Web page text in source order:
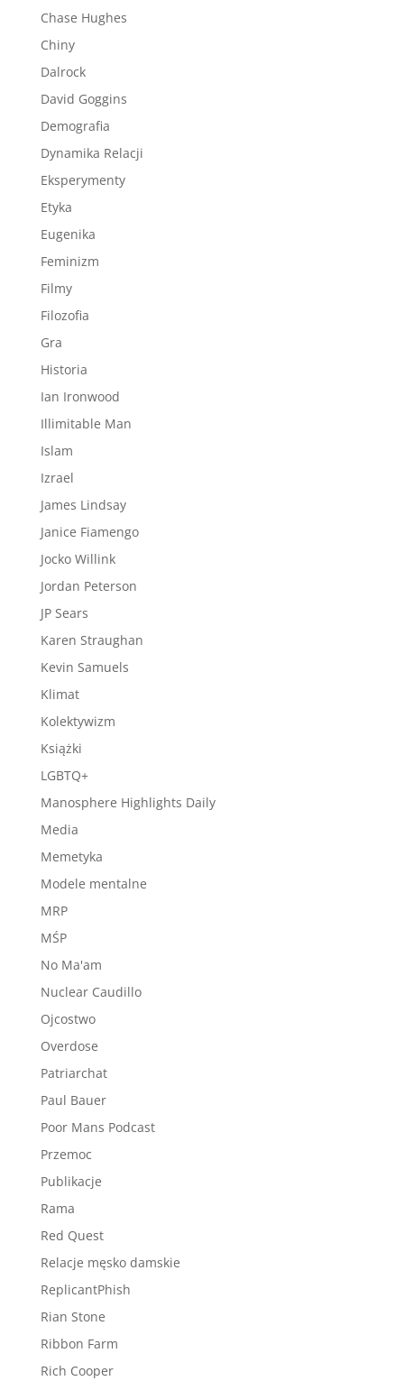
Chase Hughes
Chiny
Dalrock
David Goggins
Demografia
Dynamika Relacji
Eksperymenty
Etyka
Eugenika
Feminizm
Filmy
Filozofia
Gra
Historia
Ian Ironwood
Illimitable Man
Islam
Izrael
James Lindsay
Janice Fiamengo
Jocko Willink
Jordan Peterson
JP Sears
Karen Straughan
Kevin Samuels
Klimat
Kolektywizm
Książki
LGBTQ+
Manosphere Highlights Daily
Media
Memetyka
Modele mentalne
MRP
MŚP
No Ma'am
Nuclear Caudillo
Ojcostwo
Overdose
Patriarchat
Paul Bauer
Poor Mans Podcast
Przemoc
Publikacje
Rama
Red Quest
Relacje męsko damskie
ReplicantPhish
Rian Stone
Ribbon Farm
Rich Cooper